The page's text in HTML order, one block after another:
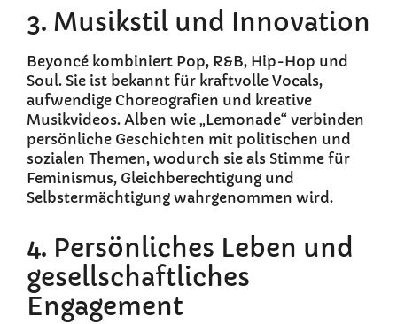
3. Musikstil und Innovation
Beyoncé kombiniert Pop, R&B, Hip-Hop und
Soul. Sie ist bekannt für kraftvolle Vocals,
aufwendige Choreografien und kreative
Musikvideos. Alben wie „Lemonade“ verbinden
persönliche Geschichten mit politischen und
sozialen Themen, wodurch sie als Stimme für
Feminismus, Gleichberechtigung und
Selbstermächtigung wahrgenommen wird.
4. Persönliches Leben und
gesellschaftliches
Engagement